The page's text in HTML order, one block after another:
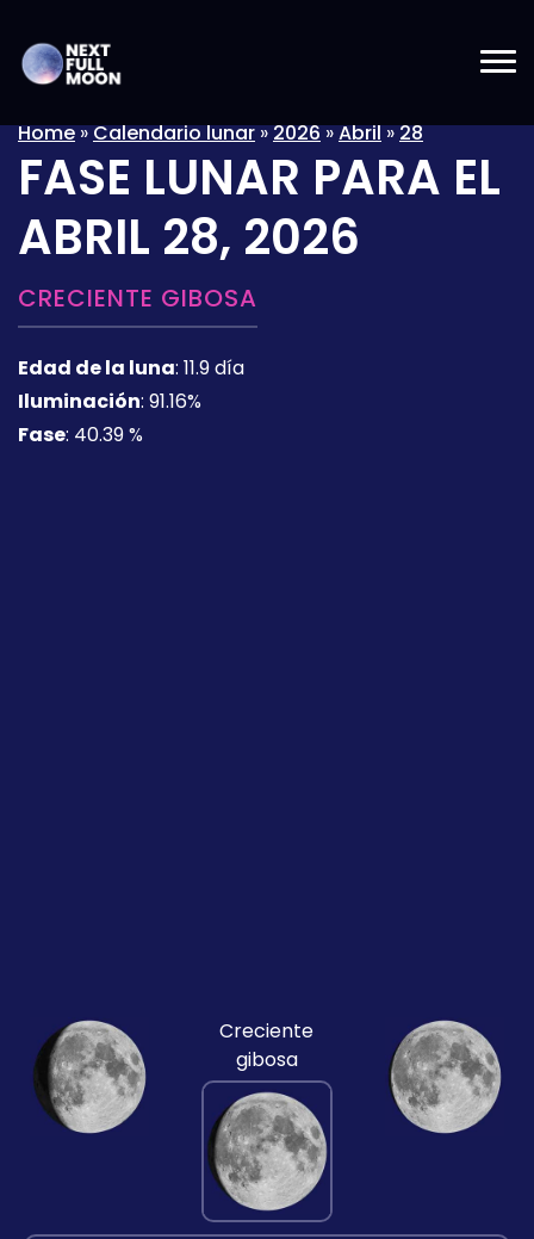
Home»Calendario lunar»2026»Abril»28
FASE LUNAR PARA EL
ABRIL 28, 2026
CRECIENTE GIBOSA
Edad de la luna: 11.9 día
Iluminación: 91.16%
Fase: 40.39 %
Creciente
gibosa